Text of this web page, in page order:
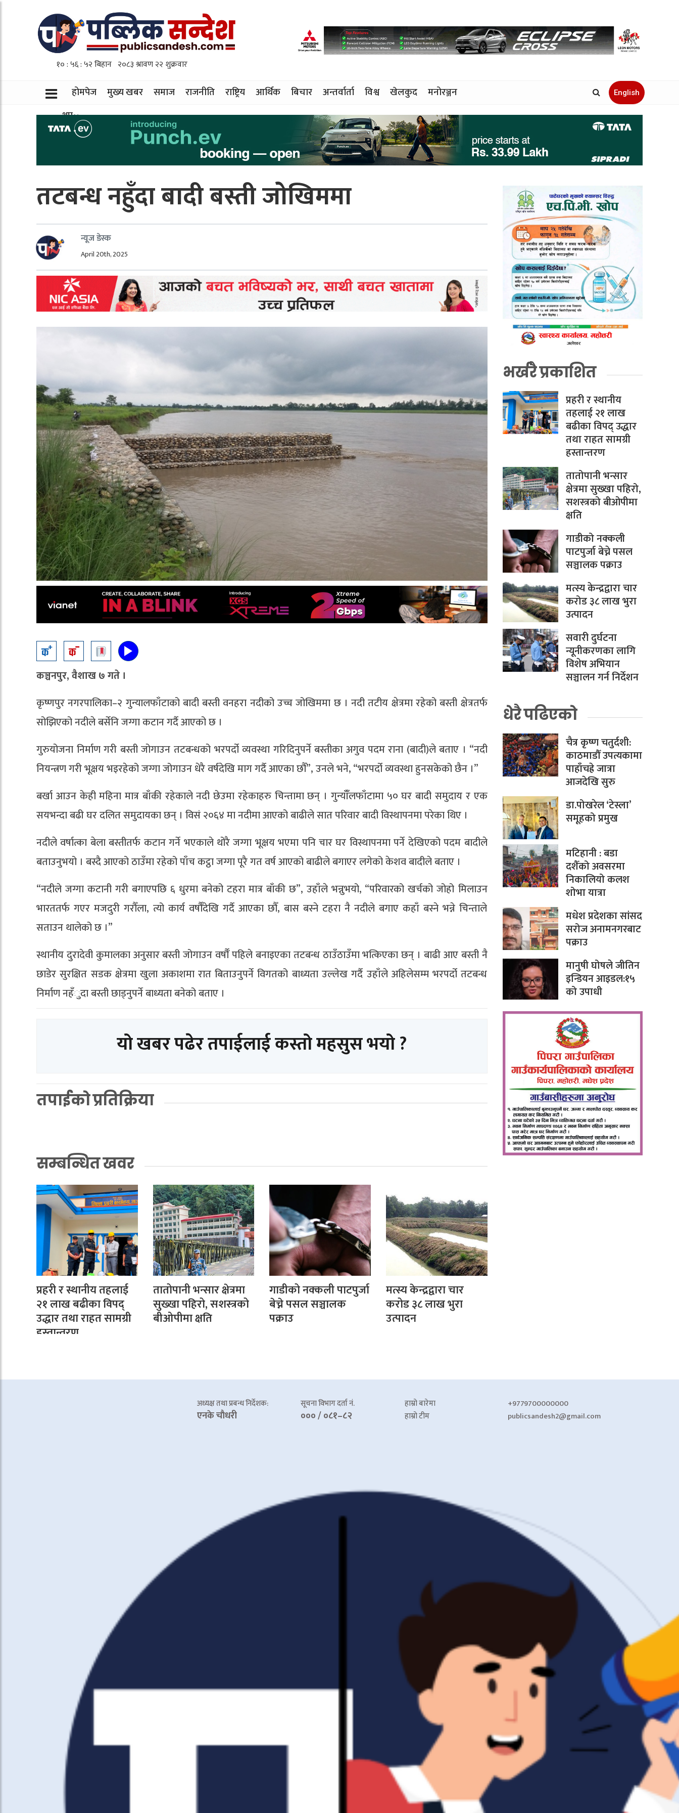
होमपेज मुख्य खबर समाज राजनीति राष्ट्रिय आर्थिक बिचार अन्तर्वार्ता विश्व खेलकुद
मनोरञ्जन
थप
English
तटबन्ध नहुँदा बादी बस्ती जोखिममा
न्यूज डेस्क
April 20th, 2025
कञ्चनपुर, वैशाख ७ गते ।
कृष्णपुर नगरपालिका–२ गुन्यालफाँटाको बादी बस्ती वनहरा नदीको उच्च जोखिममा छ । नदी तटीय क्षेत्रमा रहेको बस्ती क्षेत्रतर्फ
सोझिएको नदीले बर्सेनि जग्गा कटान गर्दै आएको छ ।
गुरुयोजना निर्माण गरी बस्ती जोगाउन तटबन्धको भरपर्दो व्यवस्था गरिदिनुपर्ने बस्तीका अगुव पदम राना (बादी)ले बताए । “नदी
नियन्त्रण गरी भूक्षय भइरहेको जग्गा जोगाउन धेरै वर्षदेखि माग गर्दै आएका छौँ”, उनले भने, “भरपर्दो व्यवस्था हुनसकेको छैन ।”
बर्खा आउन केही महिना मात्र बाँकी रहेकाले नदी छेउमा रहेकाहरु चिन्तामा छन् । गुन्याँँलफाँटामा ५० घर बादी समुदाय र एक
सयभन्दा बढी घर दलित समुदायका छन् । विसं २०६४ मा नदीमा आएको बाढीले सात परिवार बादी विस्थापनमा परेका थिए ।
नदीले वर्षात्का बेला बस्तीतर्फ कटान गर्ने भएकाले थोरै जग्गा भूक्षय भएमा पनि चार घर विस्थापनमा पर्ने देखिएको पदम बादीले
बताउनुभयो । बस्दै आएको ठाउँमा रहेको पाँच कट्ठा जग्गा पूरै गत वर्ष आएको बाढीले बगाएर लगेको केशव बादीले बताए ।
“नदीले जग्गा कटानी गरी बगाएपछि ६ धुरमा बनेको टहरा मात्र बाँकी छ”, उहाँले भन्नुभयो, “परिवारको खर्चको जोहो मिलाउन
भारततर्फ गएर मजदुरी गरौँला, त्यो कार्य वर्षौँदेखि गर्दै आएका छौँ, बास बस्ने टहरा नै नदीले बगाए कहाँ बस्ने भन्ने चिन्ताले
सताउन थालेको छ ।”
स्थानीय दुरादेवी कुमालका अनुसार बस्ती जोगाउन वर्षौँ पहिले बनाइएका तटबन्ध ठाउँठाउँमा भत्किएका छन् । बाढी आए बस्ती नै
छाडेर सुरक्षित सडक क्षेत्रमा खुला अकाशमा रात बिताउनुपर्ने विगतको बाध्यता उल्लेख गर्दै उहाँले अहिलेसम्म भरपर्दो तटबन्ध
निर्माण नहँुदा बस्ती छाड्नुपर्ने बाध्यता बनेको बताए ।
यो खबर पढेर तपाईलाई कस्तो महसुस भयो ?
तपाईको प्रतिक्रिया
सम्बन्धित खवर
प्रहरी र स्थानीय तहलाई
२१ लाख बढीका विपद्
उद्धार तथा राहत सामग्री
हस्तान्तरण
तातोपानी भन्सार क्षेत्रमा
सुख्खा पहिरो, सशस्त्रको
बीओपीमा क्षति
गाडीको नक्कली पाटपुर्जा
बेच्ने पसल सञ्चालक
पक्राउ
मत्स्य केन्द्रद्वारा चार
करोड ३८ लाख भुरा
उत्पादन
भर्खरै प्रकाशित
प्रहरी र स्थानीय
तहलाई २१ लाख
बढीका विपद् उद्धार
तथा राहत सामग्री
हस्तान्तरण
तातोपानी भन्सार
क्षेत्रमा सुख्खा पहिरो,
सशस्त्रको बीओपीमा
क्षति
गाडीको नक्कली
पाटपुर्जा बेच्ने पसल
सञ्चालक पक्राउ
मत्स्य केन्द्रद्वारा चार
करोड ३८ लाख भुरा
उत्पादन
सवारी दुर्घटना
न्यूनीकरणका लागि
विशेष अभियान
सञ्चालन गर्न निर्देशन
धेरै पढिएको
चैत्र कृष्ण चतुर्दशी:
काठमाडौँ उपत्यकामा
पाहाँचह्रे जात्रा
आजदेखि सुरु
डा.पोखरेल ‘टेस्ला’
समूहको प्रमुख
मटिहानी : बडा
दशैँको अवसरमा
निकालियो कलश
शोभा यात्रा
मधेश प्रदेशका सांसद
सरोज अनामनगरबाट
पक्राउ
मानुषी घोषले जीतिन
इन्डियन आइडल:१५
को उपाधी
अध्यक्ष तथा प्रबन्ध निर्देशक:
एनके चाैधरी
सूचना विभाग दर्ता नं.
००० / ०८१–८२
हाम्रो बारेमा
हाम्रो टीम
+9779700000000
publicsandesh2@gmail.com